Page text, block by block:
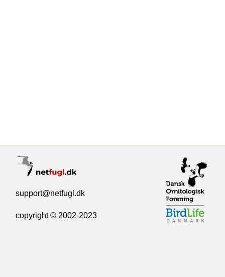
support@netfugl.dk
copyright © 2002-2023